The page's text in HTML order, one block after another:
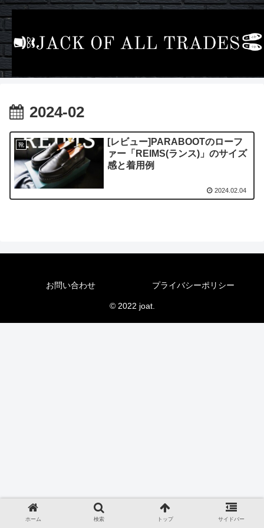
2024-02
靴
[レビュー]PARABOOTのローフ
ァー「REIMS(ランス)」のサイズ
感と着用例
2024.02.04
お問い合わせ プライバシーポリシー
© 2022 joat.
ホーム 検索 トップ サイドバー